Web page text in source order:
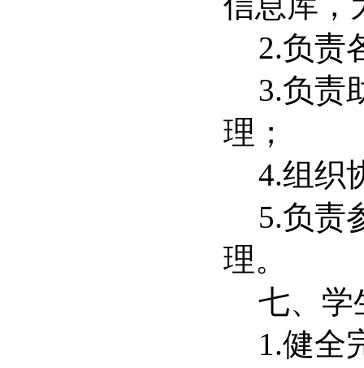
2.负责
3.负责
理；
4.组织
5.负责
理。
七、学
1.健全